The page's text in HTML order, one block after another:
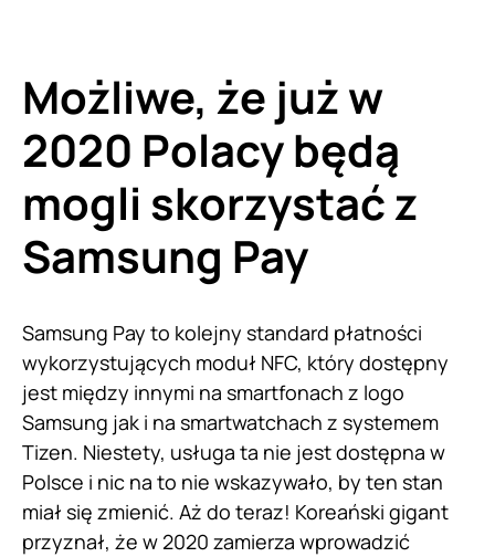
Możliwe, że już w
2020 Polacy będą
mogli skorzystać z
Samsung Pay
Samsung Pay to kolejny standard płatności
wykorzystujących moduł NFC, który dostępny
jest między innymi na smartfonach z logo
Samsung jak i na smartwatchach z systemem
Tizen. Niestety, usługa ta nie jest dostępna w
Polsce i nic na to nie wskazywało, by ten stan
miał się zmienić. Aż do teraz! Koreański gigant
przyznał, że w 2020 zamierza wprowadzić